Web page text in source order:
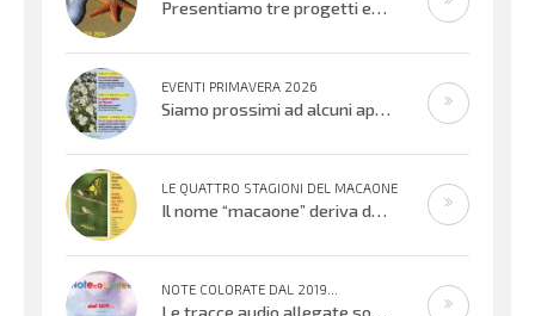
EVENTI PRIMAVERA 2026
LE QUATTRO STAGIONI DEL MACAONE
NOTE COLORATE DAL 2019...